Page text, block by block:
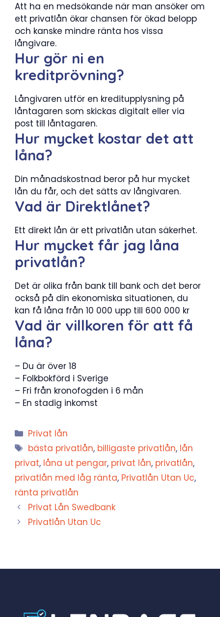
Att ha en medsökande när man ansöker om
ett privatlån ökar chansen för ökad belopp
och kanske mindre ränta hos vissa
långivare.
Hur gör ni en
kreditprövning?
Långivaren utför en kreditupplysning på
låntagaren som skickas digitalt eller via
post till låntagaren.
Hur mycket kostar det att
låna?
Din månadskostnad beror på hur mycket
lån du får, och det sätts av långivaren.
Vad är Direktlånet?
Ett direkt lån är ett privatlån utan säkerhet.
Hur mycket får jag låna
privatlån?
Det är olika från bank till bank och det beror
också på din ekonomiska situationen, du
kan få låna från 10 000 upp till 600 000 kr
Vad är villkoren för att få
låna?
– Du är över 18
– Folkbokförd i Sverige
– Fri från kronofogden i 6 mån
– En stadig inkomst
Kategorier
Privat lån
Etiketter
bästa privatlån, billigaste privatlån, lån
privat, låna ut pengar, privat lån, privatlån,
privatlån med låg ränta, Privatlån Utan Uc,
ränta privatlån
Privat Lån Swedbank
Privatlån Utan Uc